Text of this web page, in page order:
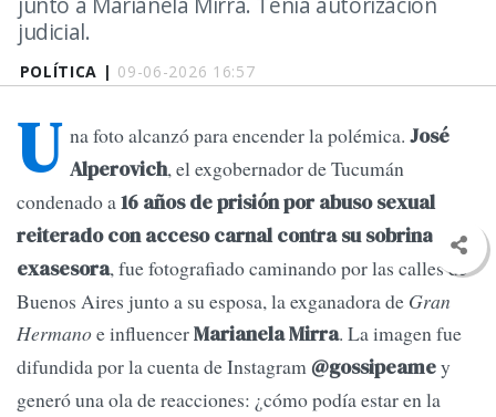
POLÍTICA | 09-06-2026 16:57
judicial.
U na foto alcanzó para encender la polémica. José
Alperovich, el exgobernador de Tucumán
condenado a16 años de prisión por abuso sexual
reiterado con acceso carnal contra su sobrina y
exasesora, fue fotografiado caminando por las calles de
Buenos Aires junto a su esposa, la exganadora de Gran
Hermanoe influencerMarianela Mirra. La imagen fue
difundida por la cuenta de Instagram@gossipeamey
generó una ola de reacciones: ¿cómo podía estar en la